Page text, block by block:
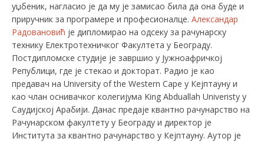
уџбеник, нагласио је да му је замисао била да она буде и
приручник за програмере и професионалце. Александар
Радовановић је дипломирао на одсеку за рачунарску
технику Електротехничког Факултета у Београду.
Постдипломске студије је завршио у Јужноафричкој
Републици, где је стекао и докторат. Радио је као
предавач на University of the Western Cape у Кејптауну и
као члан оснивачког колегијума King Abduallah Univeristy у
Саудијској Арабији. Данас предаје квантно рачунарство на
Рачунарском факултету у Београду и директор је
Института за квантно рачунарство у Кејптауну. Аутор је